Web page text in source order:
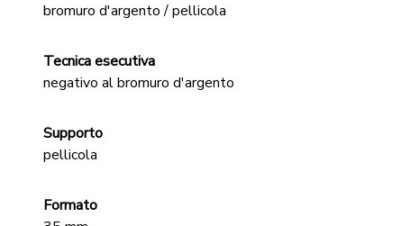
bromuro d'argento / pellicola
Tecnica esecutiva
negativo al bromuro d'argento
Supporto
pellicola
Formato